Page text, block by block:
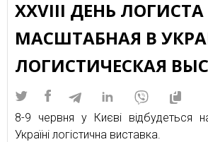
ХXVIII ДЕНЬ
МАСШТАБНАЯ В
ЛОГИСТИЧЕСКАЯ
8-9 червня у Києві відбудеться
Україні логістична виставка.